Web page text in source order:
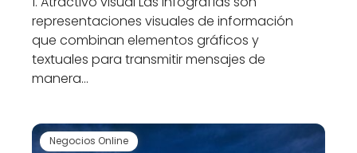
representaciones visuales de información
que combinan elementos gráficos y
textuales para transmitir mensajes de
manera…
Negocios Online